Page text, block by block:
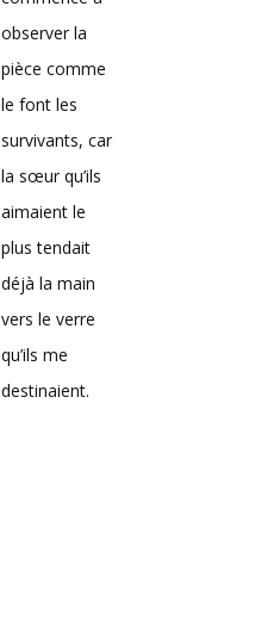
observer la
pièce comme
le font les
survivants, car
la sœur qu’ils
aimaient le
plus tendait
déjà la main
vers le verre
qu’ils me
destinaient.